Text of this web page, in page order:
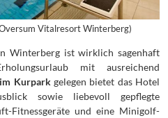
Vitalresort Winterberg)
Winterberg ist wirklich sagenhaft
mit ausreichend
im Kurparkgelegen bietet das Hotel
sowie liebevoll gepflegte
Fitnessgeräte und eine Minigolf-